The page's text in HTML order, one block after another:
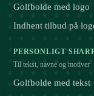
Golfbolde med logo
Indhent tilbud på
PERSONLIGT
Til tekst, navne og motiver
Golfbolde med tekst